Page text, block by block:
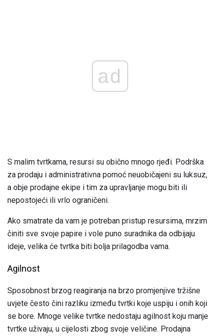
ad
S malim tvrtkama, resursi su obično mnogo rjeđi. Podrška
za prodaju i administrativna pomoć neuobičajeni su luksuz,
a obje prodajne ekipe i tim za upravljanje mogu biti ili
nepostojeći ili vrlo ograničeni.
Ako smatrate da vam je potreban pristup resursima, mrzim
činiti sve svoje papire i vole puno suradnika da odbijaju
ideje, velika će tvrtka biti bolja prilagodba vama.
Agilnost
Sposobnost brzog reagiranja na brzo promjenjive tržišne
uvjete često čini razliku između tvrtki koje uspiju i onih koji
se bore. Mnoge velike tvrtke nedostaju agilnost koju manje
tvrtke uživaju, u cijelosti zbog svoje veličine. Prodajna